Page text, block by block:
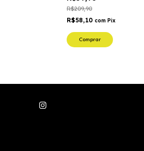
R$209,90
R$58,10 com Pix
Comprar